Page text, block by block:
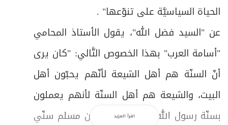
الحياة السياسيَّة على تنوّعها" .
عن "السيد فضل الله"، يقول الأستاذ المحامي
"أسامة العرب" بهذا الخصوص التَّالي: "كان يرى
أنّ السنّة هم أهل الشيعة لأنّهم يحبّون أهل
البيت، والشيعة هم أهل السنّة لأنهم يعملون
بسنّة رسول الله، رافضاً التمايز بين مسلم سنّي
اقرأ المزيد